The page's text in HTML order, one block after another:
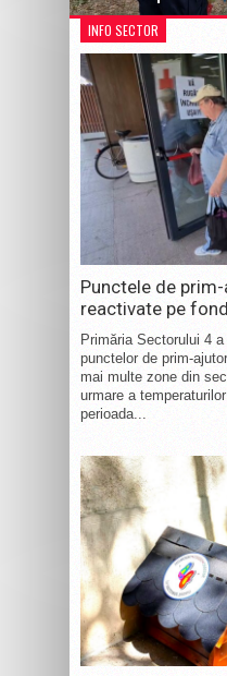
INFO SECTOR
Punctele de
reactivate pe
Primăria Sectorului 4
punctelor de prim-
mai multe zone din
urmare a
perioada...